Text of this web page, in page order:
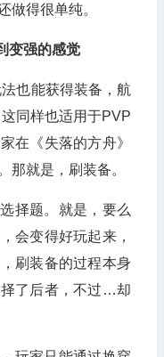
做得很单纯。
变强的感觉
也能获得装备，航
同样也适用于PVP
在《失落的方舟》
那就是，刷装备。
择题。就是，要么
会变得好玩起来，
刷装备的过程本身
了后者，不过…却